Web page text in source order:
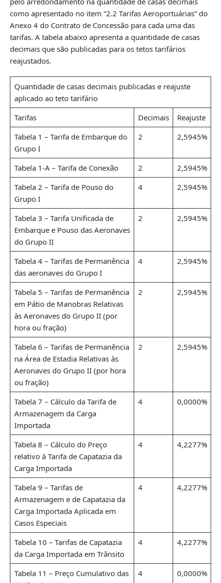
como apresentado no item “2.2 Tarifas Aeroportuárias” do
Anexo 4 do Contrato de Concessão para cada uma das
tarifas. A tabela abaixo apresenta a quantidade de casas
decimais que são publicadas para os tetos tarifários
reajustados.
Quantidade de casas decimais publicadas e reajuste
aplicado ao teto tarifário
Tarifas
Decimais
Reajuste
Tabela 1 – Tarifa de Embarque do
Grupo I
2 2,5945%
Tabela 1-A – Tarifa de Conexão 2
2,5945%
Tabela 2 – Tarifa de Pouso do
Grupo I
4 2,5945%
Tabela 3 – Tarifa Unificada de
Embarque e Pouso das Aeronaves
do Grupo II
2 2,5945%
Tabela 4 – Tarifas de Permanência
das aeronaves do Grupo I
4 2,5945%
Tabela 5 – Tarifas de Permanência
em Pátio de Manobras Relativas
às Aeronaves do Grupo II (por
hora ou fração)
2 2,5945%
Tabela 6 – Tarifas de Permanência
na Área de Estadia Relativas às
Aeronaves do Grupo II (por hora
ou fração)
2 2,5945%
Tabela 7 – Cálculo da Tarifa de
Armazenagem da Carga
Importada
4 0,0000%
Tabela 8 – Cálculo do Preço
relativo à Tarifa de Capatazia da
Carga Importada
4 4,2277%
Tabela 9 – Tarifas de
Armazenagem e de Capatazia da
Carga Importada Aplicada em
Casos Especiais
4 4,2277%
Tabela 10 – Tarifas de Capatazia
da Carga Importada em Trânsito
4 4,2277%
Tabela 11 – Preço Cumulativo das
4 0,0000%